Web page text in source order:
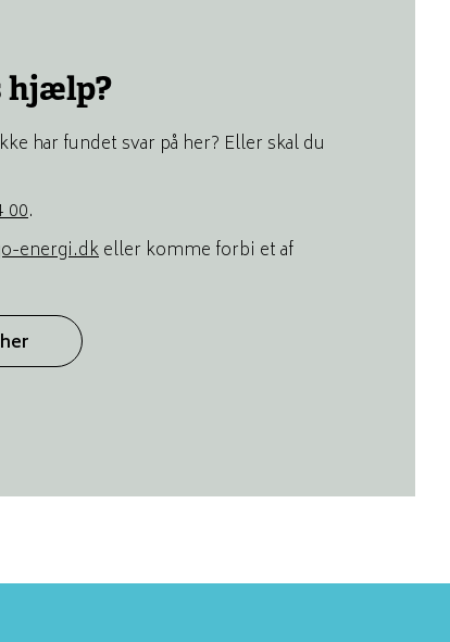
hjælp?
har fundet svar på her? Eller skal du
00.
energi.dkeller komme forbi et af